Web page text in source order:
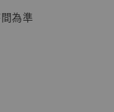
像 布魯克達
為準